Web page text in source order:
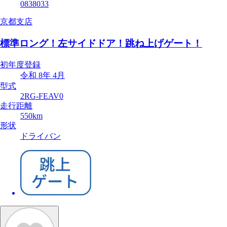
0838033
京都支店
標準ロング！左サイドドア！跳ね上げゲート！
初年度登録
令和 8年 4月
型式
2RG-FEAV0
走行距離
550km
形状
ドライバン